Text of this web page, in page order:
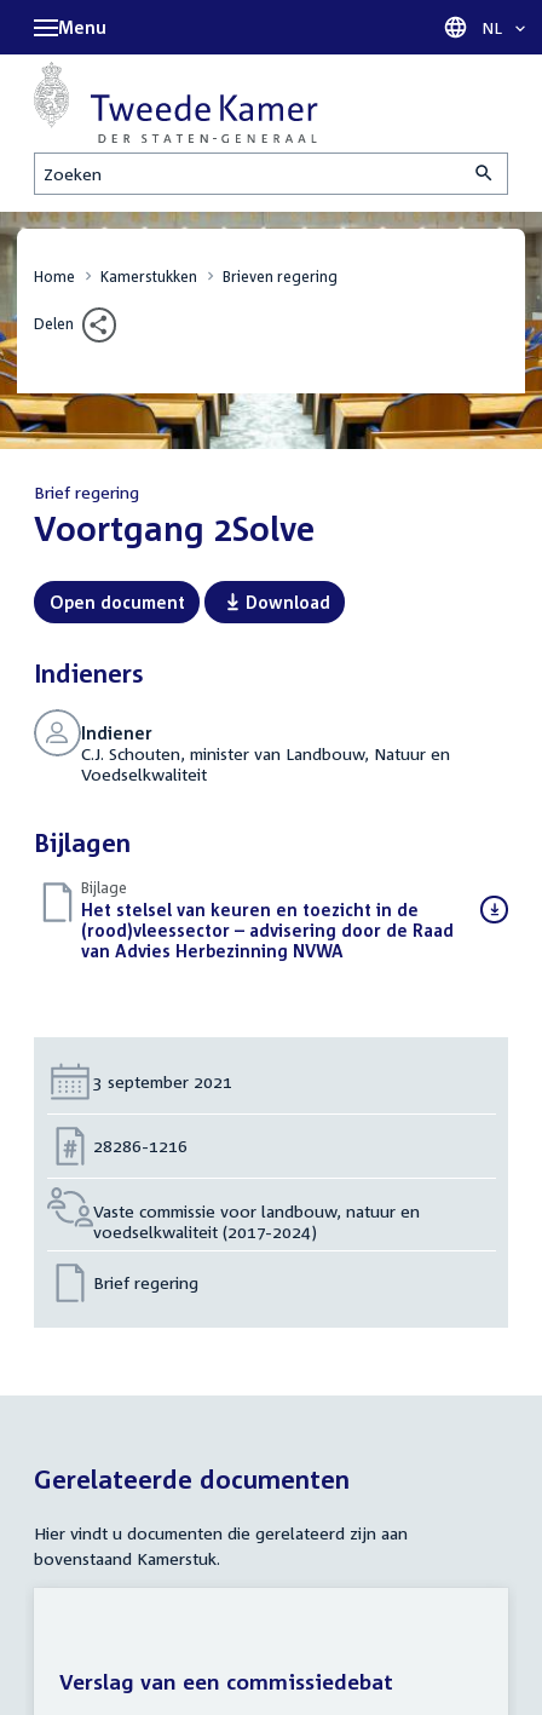
Zoeken
Menu Taal
NL
Home Kamerstukken Brieven regering
Delen
Brief regering
:Voortgang 2Solve
Open document Download
Indieners
Indiener
C.J. Schouten, minister van Landbouw, Natuur en
Voedselkwaliteit
Bijlagen
Bijlage
Download
bestand:
Het stelsel van keuren en toezicht in de
(rood)vleessector – advisering door de Raad
van Advies Herbezinning NVWA
Datum:
3 september 2021
Nummer:
28286-1216
Vaste commissie voor landbouw, natuur en
voedselkwaliteit (2017-2024)
Brief regering
Gerelateerde documenten
Hier vindt u documenten die gerelateerd zijn aan
bovenstaand Kamerstuk.
Verslag van een commissiedebat